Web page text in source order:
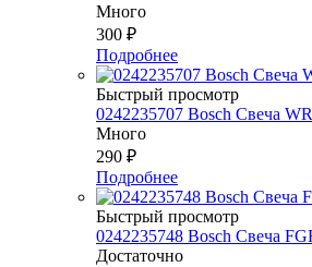
Много
300 ₽
Подробнее
Быстрый просмотр
0242235707 Bosch Свеча
Много
290 ₽
Подробнее
Быстрый просмотр
0242235748 Bosch Свеча
Достаточно